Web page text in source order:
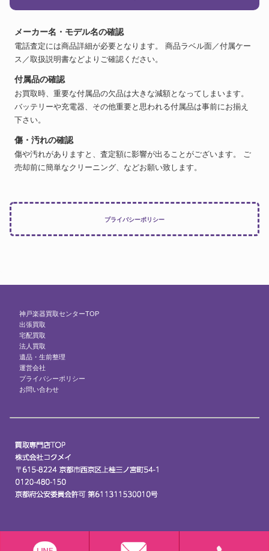
メーカー名・モデル名の確認
電話査定には商品詳細が必要となります。 商品ラベル面／付属ケー
ス／取扱説明書などよりご確認ください。
付属品の確認
お買取時、重要な付属品の欠品は大きな減額となってしまいます。
バッテリーや充電器、その他重要と思われる付属品は事前にお揃え
下さい。
傷・汚れの確認
傷や汚れがありますと、査定額に影響が出ることがございます。 ご
売却前に簡単なクリーニング、などお願い致します。
プライバシーポリシー
神戸楽器買取センターTOP
出張買取
宅配買取
法人買取
遺品・生前整理
運営会社
プライバシーポリシー
お問い合わせ